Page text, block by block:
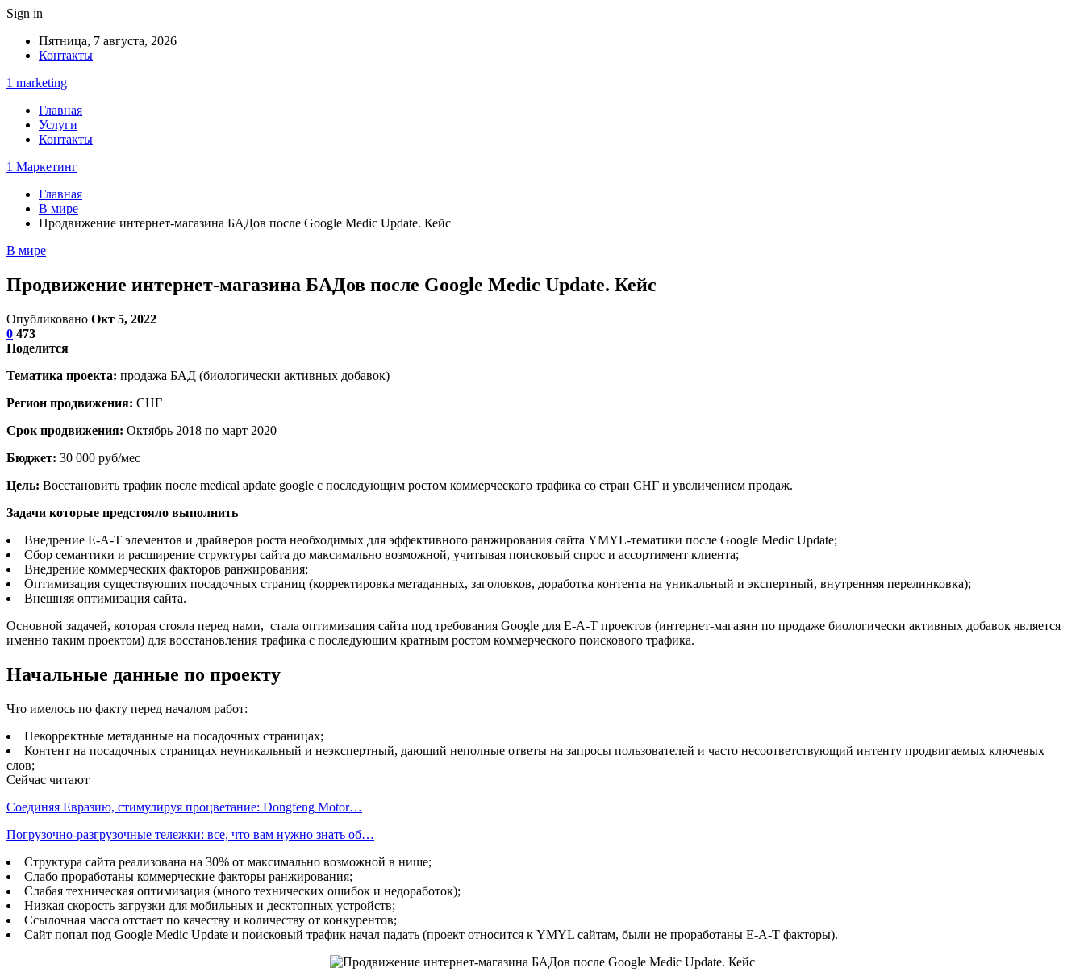
Sign in
Пятница, 7 августа, 2026
Контакты
1 marketing
Главная
Услуги
Контакты
1 Маркетинг
Главная
В мире
Продвижение интернет-магазина БАДов после Google Medic Update. Кейс
В мире
Продвижение интернет-магазина БАДов после Google Medic Update. Кейс
Опубликовано Окт 5, 2022
0 473
Поделится
Тематика проекта: продажа БАД (биологически активных добавок)
Регион продвижения: СНГ
Срок продвижения: Октябрь 2018 по март 2020
Бюджет: 30 000 руб/мес
Цель: Восстановить трафик после medical apdate google с последующим ростом коммерческого трафика со стран СНГ и увеличением продаж.
Задачи которые предстояло выполнить
Внедрение Е-A-T элементов и драйверов роста необходимых для эффективного ранжирования сайта YMYL-тематики после Google Medic Update;
Сбор семантики и расширение структуры сайта до максимально возможной, учитывая поисковый спрос и ассортимент клиента;
Внедрение коммерческих факторов ранжирования;
Оптимизация существующих посадочных страниц (корректировка метаданных, заголовков, доработка контента на уникальный и экспертный, внутренняя перелинковка);
Внешняя оптимизация сайта.
Основной задачей, которая стояла перед нами, стала оптимизация сайта под требования Google для E-A-T проектов (интернет-магазин по продаже биологически активных добавок является
именно таким проектом) для восстановления трафика с последующим кратным ростом коммерческого поискового трафика.
Начальные данные по проекту
Что имелось по факту перед началом работ:
Некорректные метаданные на посадочных страницах;
Контент на посадочных страницах неуникальный и неэкспертный, дающий неполные ответы на запросы пользователей и часто несоответствующий интенту продвигаемых ключевых
слов;
Сейчас читают
Соединяя Евразию, стимулируя процветание: Dongfeng Motor…
Погрузочно-разгрузочные тележки: все, что вам нужно знать об…
Структура сайта реализована на 30% от максимально возможной в нише;
Слабо проработаны коммерческие факторы ранжирования;
Слабая техническая оптимизация (много технических ошибок и недоработок);
Низкая скорость загрузки для мобильных и десктопных устройств;
Ссылочная масса отстает по качеству и количеству от конкурентов;
Сайт попал под Google Medic Update и поисковый трафик начал падать (проект относится к YMYL сайтам, были не проработаны E-A-T факторы).